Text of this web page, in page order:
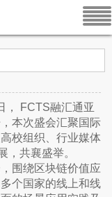
， FCTS融汇通亚
本次盛会汇聚国际
校组织、行业媒体
，共襄盛举。
围绕区块链价值应
个国家的线上和线